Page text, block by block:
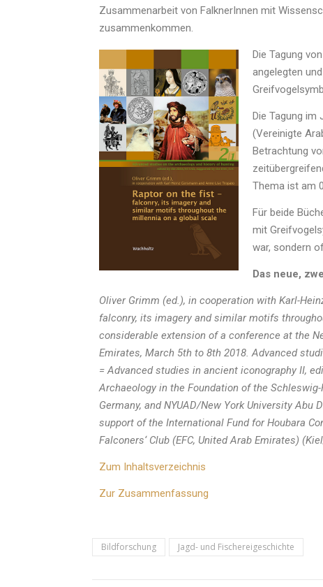
Zusammenarbeit von FalknerInnen mit
zusammenkommen.
Die Tagung
angelegten
Die Tagung im
(Vereinigte
Betrachtung
Thema ist am
Für beide
mit
war, sondern
Das neue,
Oliver Grimm (ed.), in cooperation with Karl-
falconry, its imagery and similar motifs
considerable extension of a conference at the
Emirates, March 5th to 8th 2018. Advanced
= Advanced studies in ancient iconography II,
Archaeology in the Foundation of the
Germany, and NYUAD/New York University
support of the International Fund for Houbara
Falconers‘ Club (EFC, United Arab Emirates)
Zum Inhaltsverzeichnis
Zur Zusammenfassung
Bildforschung Jagd- und Fischereigeschichte